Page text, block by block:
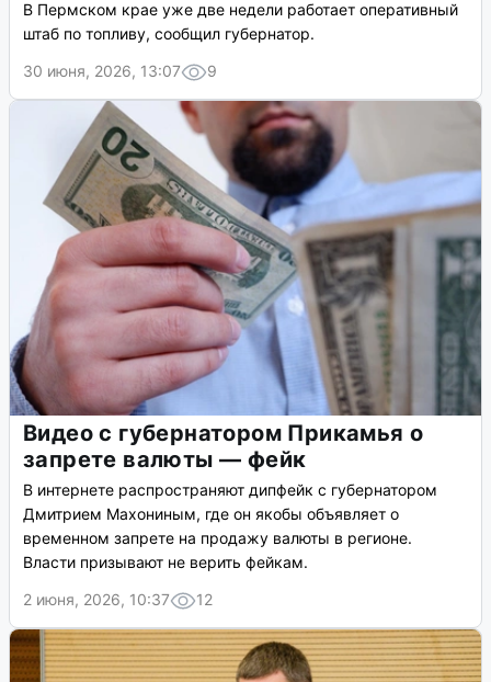
В Пермском крае уже две недели работает оперативный
штаб по топливу, сообщил губернатор.
30 июня, 2026, 13:07
9
Видео с губернатором Прикамья о
запрете валюты — фейк
В интернете распространяют дипфейк с губернатором
Дмитрием Махониным, где он якобы объявляет о
временном запрете на продажу валюты в регионе.
Власти призывают не верить фейкам.
2 июня, 2026, 10:37
12